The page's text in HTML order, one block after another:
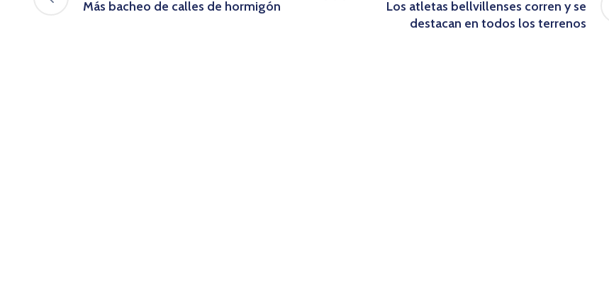
Más bacheo de calles de hormigón
Los atletas bellvillenses corren y se
destacan en todos los terrenos